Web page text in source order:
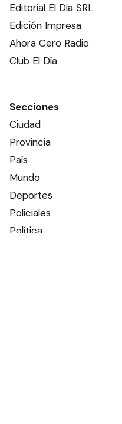
Editorial El Dia SRL
Edición Impresa
Ahora Cero Radio
Club El Día
Secciones
Ciudad
Provincia
País
Mundo
Deportes
Policiales
Política